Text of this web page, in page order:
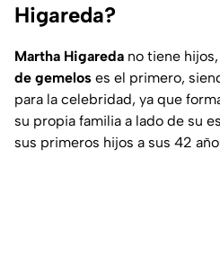
Higareda?
Martha Higareda no tiene
de gemelos es el primero,
para la celebridad, ya que
su propia familia a lado de su
sus primeros hijos a sus 42